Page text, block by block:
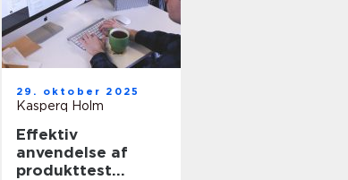
29. oktober 2025
Kasperq Holm
Effektiv
anvendelse af
produkttest